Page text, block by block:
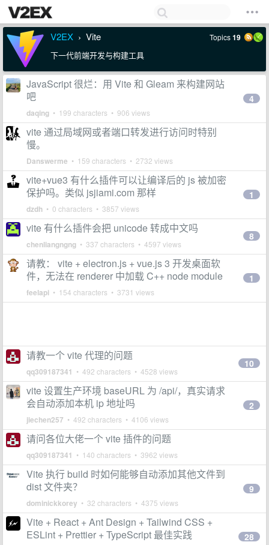
V2EX › Vite Topics19
下一代前端开发与构建工具
JavaScript 很烂：用 Vite 和 Gleam 来构建网站
吧
daqing • 199 characters • 906 views
4
vite 通过局域网或者端口转发进行访问时特别
慢。
Danswerme • 159 characters • 2732 views
vite+vue3 有什么插件可以让编译后的 js 被加密
保护吗。类似 jsjiami.com 那样
dzdh • 0 characters • 3857 views
1
vite 有什么插件会把 unicode 转成中文吗
chenliangngng • 337 characters • 4597 views
8
请教： vite + electron.js + vue.js 3 开发桌面软
件，无法在 renderer 中加载 C++ node module
feelapi • 154 characters • 3731 views
1
请教一个 vite 代理的问题
qq309187341 • 492 characters • 4528 views
10
vite 设置生产环境 baseURL 为 /api/，真实请求
会自动添加本机 ip 地址吗
jiechen257 • 492 characters • 4106 views
2
请问各位大佬一个 vite 插件的问题
qq309187341 • 140 characters • 3962 views
Vite 执行 build 时如何能够自动添加其他文件到
dist 文件夹？
dominickkorey • 32 characters • 4375 views
9
Vite + React + Ant Design + Tailwind CSS +
ESLint + Prettier + TypeScript 最佳实践
28